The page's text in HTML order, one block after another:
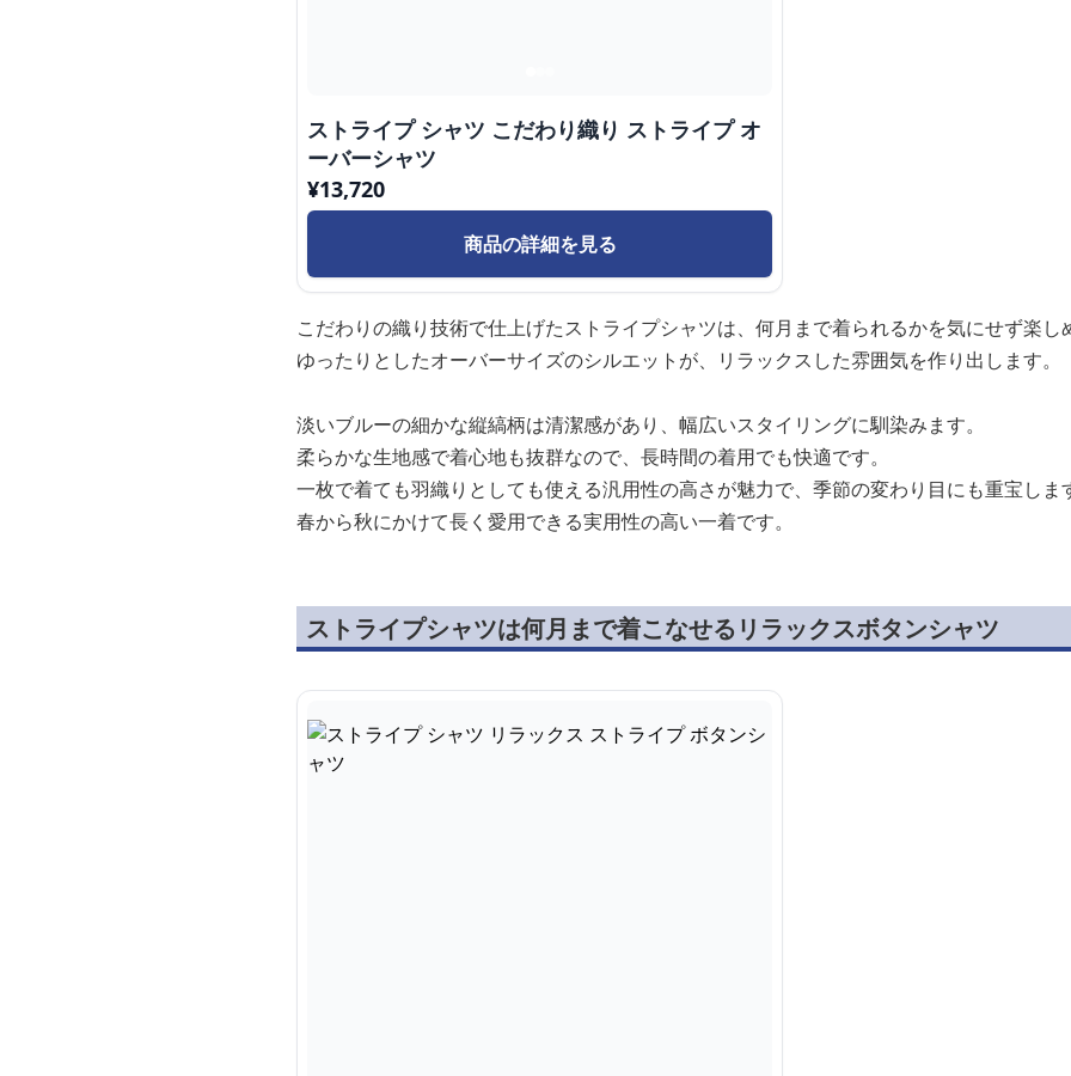
ストライプ シャツ こだわり織り ストライプ オ
ーバーシャツ
¥13,720
商品の詳細を見る
こだわりの織り技術で仕上げたストライプシャツは、何月まで着られるかを気にせず楽し
ゆったりとしたオーバーサイズのシルエットが、リラックスした雰囲気を作り出します。
淡いブルーの細かな縦縞柄は清潔感があり、幅広いスタイリングに馴染みます。
柔らかな生地感で着心地も抜群なので、長時間の着用でも快適です。
一枚で着ても羽織りとしても使える汎用性の高さが魅力で、季節の変わり目にも重宝しま
春から秋にかけて長く愛用できる実用性の高い一着です。
ストライプシャツは何月まで着こなせるリラックスボタンシャツ